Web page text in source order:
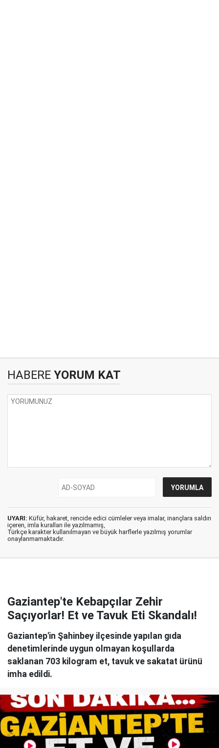
HABERE YORUM KAT
UYARI: Küfür, hakaret, rencide edici cümleler veya imalar, inançlara saldırı
içeren, imla kuralları ile yazılmamış,
Türkçe karakter kullanılmayan ve büyük harflerle yazılmış yorumlar
onaylanmamaktadır.
Gaziantep'te Kebapçılar Zehir
Saçıyorlar! Et ve Tavuk Eti Skandalı!
Gaziantep'in Şahinbey ilçesinde yapılan gıda
denetimlerinde uygun olmayan koşullarda
saklanan 703 kilogram et, tavuk ve sakatat ürünü
imha edildi.